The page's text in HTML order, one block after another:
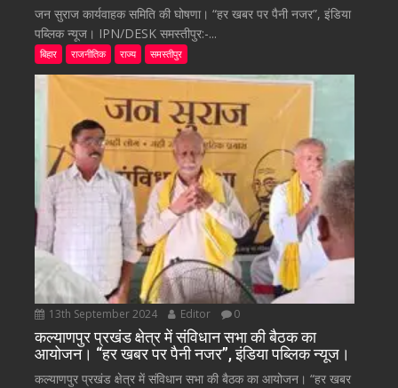
जन सुराज कार्यवाहक समिति की घोषणा। “हर खबर पर पैनी नजर”, इंडिया
पब्लिक न्यूज। IPN/DESK समस्तीपुर:-...
बिहार राजनीतिक राज्य समस्तीपुर
13th September 2024 Editor 0
कल्याणपुर प्रखंड क्षेत्र में संविधान सभा की बैठक का
आयोजन। “हर खबर पर पैनी नजर”, इंडिया पब्लिक न्यूज।
कल्याणपुर प्रखंड क्षेत्र में संविधान सभा की बैठक का आयोजन। “हर खबर